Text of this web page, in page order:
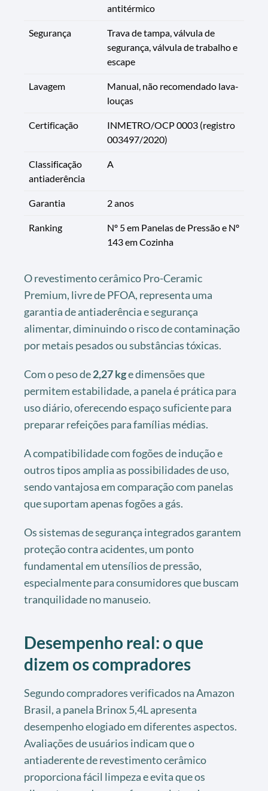
antitérmico
Segurança
Trava de tampa, válvula de
segurança, válvula de trabalho e
escape
Lavagem
Manual, não recomendado lava-
louças
Certificação
INMETRO/OCP 0003 (registro
003497/2020)
Classificação
antiaderência
A
Garantia 2 anos
Ranking
Nº 5 em Panelas de Pressão e Nº
143 em Cozinha
O revestimento cerâmico Pro-Ceramic
Premium, livre de PFOA, representa uma
garantia de antiaderência e segurança
alimentar, diminuindo o risco de contaminação
por metais pesados ou substâncias tóxicas.
Com o peso de2,27 kge dimensões que
permitem estabilidade, a panela é prática para
uso diário, oferecendo espaço suficiente para
preparar refeições para famílias médias.
A compatibilidade com fogões de indução e
outros tipos amplia as possibilidades de uso,
sendo vantajosa em comparação com panelas
que suportam apenas fogões a gás.
Os sistemas de segurança integrados garantem
proteção contra acidentes, um ponto
fundamental em utensílios de pressão,
especialmente para consumidores que buscam
tranquilidade no manuseio.
Desempenho real: o que
dizem os compradores
Segundo compradores verificados na Amazon
Brasil, a panela Brinox 5,4L apresenta
desempenho elogiado em diferentes aspectos.
Avaliações de usuários indicam que o
antiaderente de revestimento cerâmico
proporciona fácil limpeza e evita que os